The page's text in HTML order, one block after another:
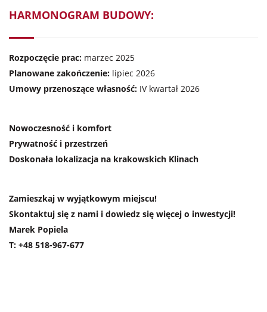
HARMONOGRAM BUDOWY:
Rozpoczęcie prac: marzec 2025
Planowane zakończenie: lipiec 2026
Umowy przenoszące własność: IV kwartał 2026
Nowoczesność i komfort
Prywatność i przestrzeń
Doskonała lokalizacja na krakowskich Klinach
Zamieszkaj w wyjątkowym miejscu!
Skontaktuj się z nami i dowiedz się więcej o inwestycji!
Marek Popiela
T: +48 518-967-677